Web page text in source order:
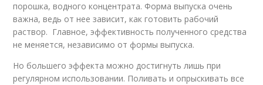
порошка, водного концентрата. Форма выпуска очень
важна, ведь от нее зависит, как готовить рабочий
раствор. Главное, эффективность полученного средства
не меняется, независимо от формы выпуска.
Но большего эффекта можно достигнуть лишь при
регулярном использовании. Поливать и опрыскивать все